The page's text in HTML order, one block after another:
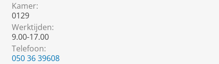
Kamer:
0129
Werktijden:
9.00-17.00
Telefoon:
050 36 39608